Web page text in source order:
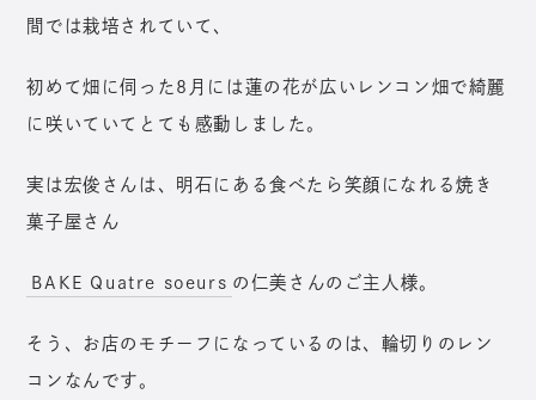
間では栽培されていて、
初めて畑に伺った8月には蓮の花が広いレンコン畑で綺麗
に咲いていてとても感動しました。
実は宏俊さんは、明石にある食べたら笑顔になれる焼き
菓子屋さん
BAKE Quatre soeurs の仁美さんのご主人様。
そう、お店のモチーフになっているのは、輪切りのレン
コンなんです。